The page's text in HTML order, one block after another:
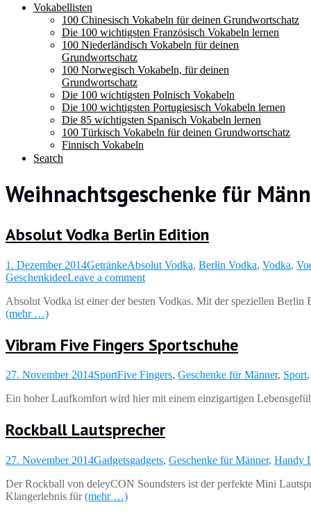
Vokabellisten
100 Chinesisch Vokabeln für deinen Grundwortschatz
Die 100 wichtigsten Französisch Vokabeln lernen
100 Niederländisch Vokabeln für deinen
Grundwortschatz
100 Norwegisch Vokabeln, für deinen
Grundwortschatz
Die 100 wichtigsten Polnisch Vokabeln
Die 100 wichtigsten Portugiesisch Vokabeln lernen
Die 85 wichtigsten Spanisch Vokabeln lernen
100 Türkisch Vokabeln für deinen Grundwortschatz
Finnisch Vokabeln
Search
Weihnachtsgeschenke für
Absolut Vodka Berlin Edition
1. Dezember 2014GetränkeAbsolut Vodka, Berlin Vodka, Vodka,
GeschenkideeLeave a comment
Absolut Vodka ist einer der besten Vodkas. Mit der speziellen
(mehr …)
Vibram Five Fingers Sportschuhe
27. November 2014SportFive Fingers, Geschenke für Männer, Sport
Ein hoher Laufkomfort wird hier mit einem einzigartigen
Rockball Lautsprecher
27. November 2014Gadgetsgadgets, Geschenke für Männer, Handy
Der Rockball von deleyCON Soundsters ist der perfekte Mini
Klangerlebnis für(mehr …)